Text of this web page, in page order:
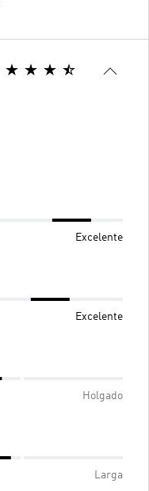
Excelente
Excelente
Holgado
Larga